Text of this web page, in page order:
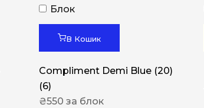
Блок
В Кошик
Compliment Demi Blue (20)
(6)
₴550 за блок